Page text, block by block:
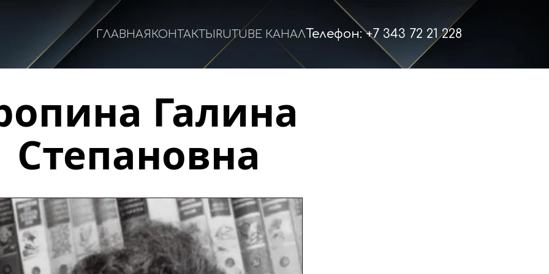
ГЛАВНАЯ КОНТАКТЫ RUTUBE КАНАЛТелефон: +7 343 72 21 228
Галина
Степановна